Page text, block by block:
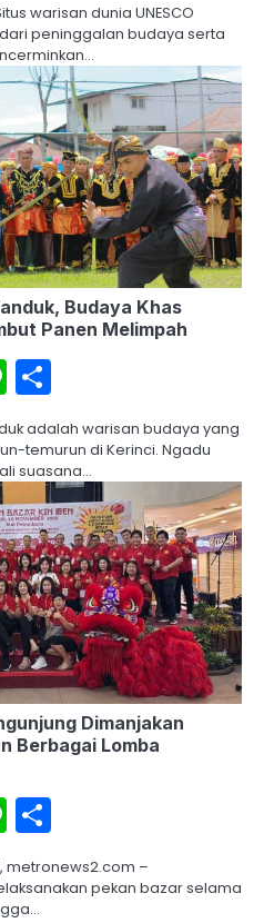
warisan dunia UNESCO
peninggalan budaya serta
Budaya Khas
Panen Melimpah
Line
adalah warisan budaya yang
temurun di Kerinci. Ngadu
suasana…
Dimanjakan
Berbagai Lomba
Line
metronews2.com –
pekan bazar selama